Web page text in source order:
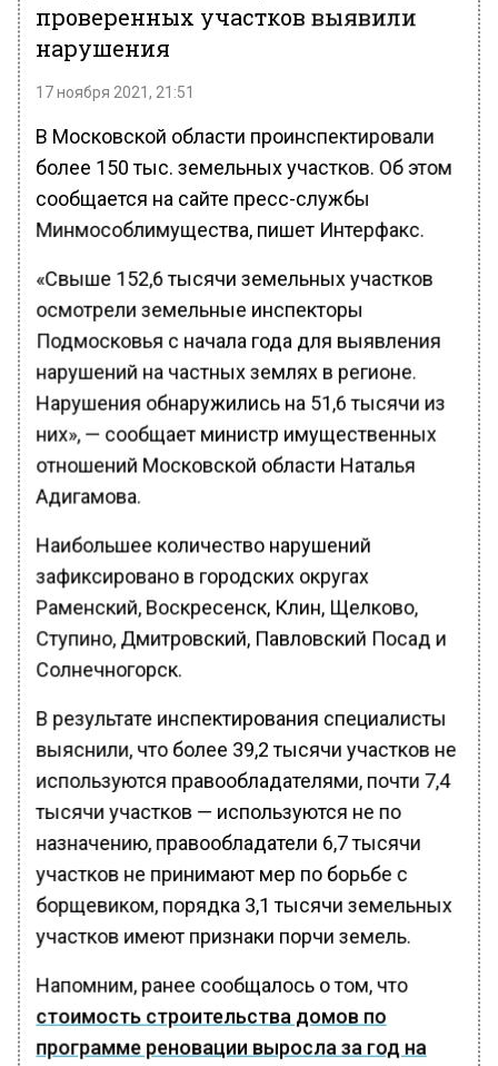
проверенных участков выявили
нарушения
17 ноября 2021, 21:51
В Московской области проинспектировали
более 150 тыс. земельных участков. Об этом
сообщается на сайте пресс-службы
Минмособлимущества, пишет Интерфакс.
«Свыше 152,6 тысячи земельных участков
осмотрели земельные инспекторы
Подмосковья с начала года для выявления
нарушений на частных землях в регионе.
Нарушения обнаружились на 51,6 тысячи из
них», — сообщает министр имущественных
отношений Московской области Наталья
Адигамова.
Наибольшее количество нарушений
зафиксировано в городских округах
Раменский, Воскресенск, Клин, Щелково,
Ступино, Дмитровский, Павловский Посад и
Солнечногорск.
В результате инспектирования специалисты
выяснили, что более 39,2 тысячи участков не
используются правообладателями, почти 7,4
тысячи участков — используются не по
назначению, правообладатели 6,7 тысячи
участков не принимают мер по борьбе с
борщевиком, порядка 3,1 тысячи земельных
участков имеют признаки порчи земель.
Напомним, ранее сообщалось о том, что
стоимость строительства домов по
программе реновации выросла за год на